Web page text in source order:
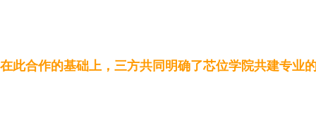
在此合作的基础上，三方共同明确了芯位学院共建专业